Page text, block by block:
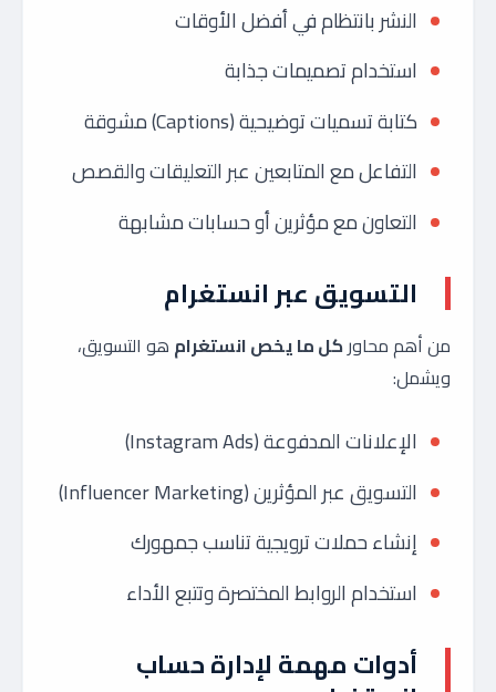
النشر بانتظام في أفضل الأوقات
استخدام تصميمات جذابة
كتابة تسميات توضيحية (Captions) مشوقة
التفاعل مع المتابعين عبر التعليقات والقصص
التعاون مع مؤثرين أو حسابات مشابهة
التسويق عبر انستغرام
من أهم محاوركل ما يخص انستغرام هو التسويق،
ويشمل:
الإعلانات المدفوعة (Instagram Ads)
التسويق عبر المؤثرين (Influencer Marketing)
إنشاء حملات ترويجية تناسب جمهورك
استخدام الروابط المختصرة وتتبع الأداء
أدوات مهمة لإدارة حساب